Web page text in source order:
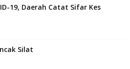
19, Daerah Catat Sifar Kes
Silat